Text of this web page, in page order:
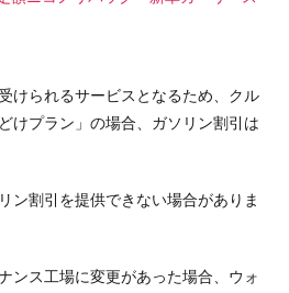
けられるサービスとなるため、クル
けプラン」の場合、ガソリン割引は
ン割引を提供できない場合がありま
ンス工場に変更があった場合、ウォ